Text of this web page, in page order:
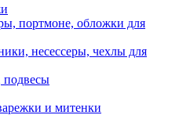
портмоне, обложки для
несессеры, чехлы для
подвесы
и митенки